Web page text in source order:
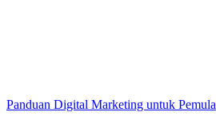
Panduan Digital Marketing untuk Pemula